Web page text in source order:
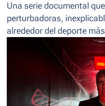
Una serie documental
perturbadoras,
alrededor del deporte